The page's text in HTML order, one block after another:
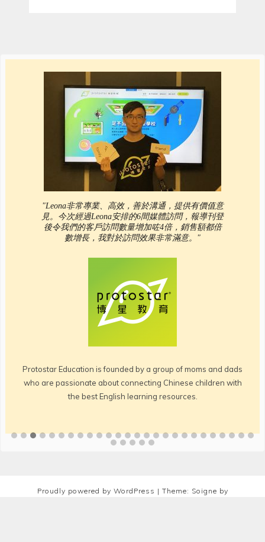
"Leona非常專業、高效，善於溝通，提供有價值意
見。今次經過Leona安排的6間媒體訪問，報導刊登
後令我們的客戶訪問數量增加咗4倍，銷售額都倍
數增長，我對於訪問效果非常滿意。"
Protostar Education is founded by a group of moms and dads
who are passionate about connecting Chinese children with
the best English learning resources.
Proudly powered by WordPress | Theme: Soigne by